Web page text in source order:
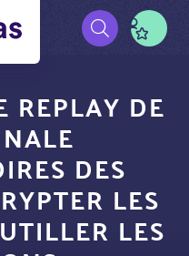
REPLAY DE
DES
LES
LES